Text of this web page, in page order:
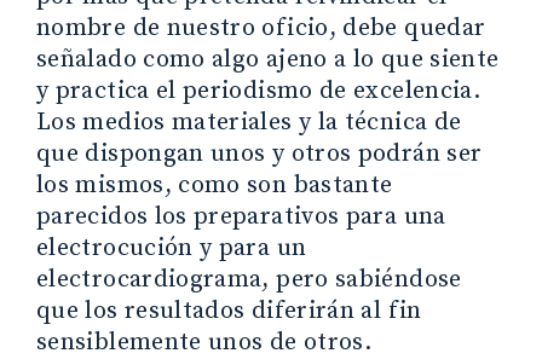
nombre de nuestro oficio, debe quedar
señalado como algo ajeno a lo que siente
y practica el periodismo de excelencia.
Los medios materiales y la técnica de
que dispongan unos y otros podrán ser
los mismos, como son bastante
parecidos los preparativos para una
electrocución y para un
electrocardiograma, pero sabiéndose
que los resultados diferirán al fin
sensiblemente unos de otros.